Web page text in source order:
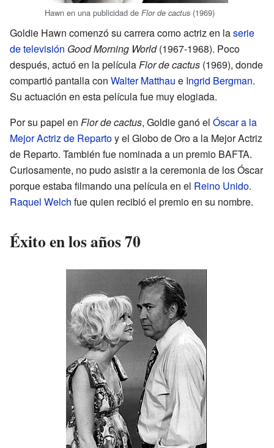
Hawn en una publicidad de Flor de cactus (1969)
Goldie Hawn comenzó su carrera como actriz en laserie
de televisión Good Morning World(1967-1968). Poco
después, actuó en la películaFlor de cactus (1969), donde
compartió pantalla con Walter Matthau e Ingrid Bergman.
Su actuación en esta película fue muy elogiada.
Por su papel en Flor de cactus, Goldie ganó el Óscar a la
Mejor Actriz de Repartoy el Globo de Oro a la Mejor Actriz
de Reparto. También fue nominada a un premio BAFTA.
Curiosamente, no pudo asistir a la ceremonia de los Óscar
porque estaba filmando una película en el Reino Unido.
Raquel Welch fue quien recibió el premio en su nombre.
Éxito en los años 70